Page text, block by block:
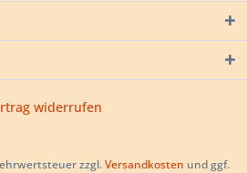
widerrufen
zzgl.Versandkosten und ggf.